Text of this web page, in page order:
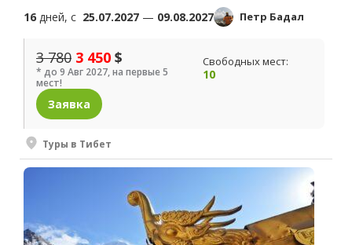
16 дней, c 25.07.2027 — 09.08.2027 Петр Бадал
3 780 3 450 $
* до 9 Авг 2027, на первые 5
мест!
Свободных мест:
10
Заявка
Туры в Тибет